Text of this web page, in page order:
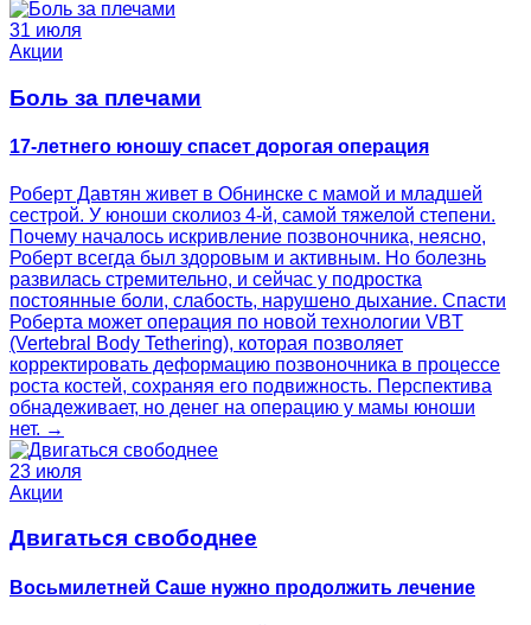
31 июля
Акции
Боль за плечами
17-летнего юношу спасет дорогая операция
Роберт Давтян живет в Обнинске с мамой и младшей
сестрой. У юноши сколиоз 4‑й, самой тяжелой степени.
Почему началось искривление позвоночника, неясно,
Роберт всегда был здоровым и активным. Но болезнь
развилась стремительно, и сейчас у подростка
постоянные боли, слабость, нарушено дыхание. Спасти
Роберта может операция по новой технологии VBT
(Vertebral Body Tethering), которая позволяет
корректировать деформацию позвоночника в процессе
роста костей, сохраняя его подвижность. Перспектива
обнадеживает, но денег на операцию у мамы юноши
нет. →
23 июля
Акции
Двигаться свободнее
Восьмилетней Саше нужно продолжить лечение